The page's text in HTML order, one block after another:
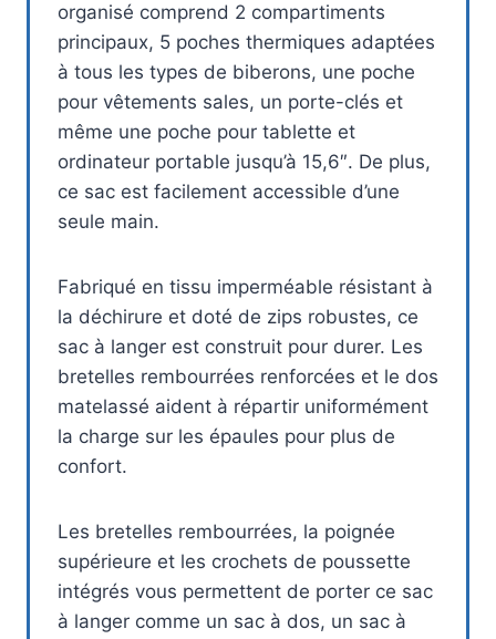
organisé comprend 2 compartiments
principaux, 5 poches thermiques adaptées
à tous les types de biberons, une poche
pour vêtements sales, un porte-clés et
même une poche pour tablette et
ordinateur portable jusqu’à 15,6″. De plus,
ce sac est facilement accessible d’une
seule main.
Fabriqué en tissu imperméable résistant à
la déchirure et doté de zips robustes, ce
sac à langer est construit pour durer. Les
bretelles rembourrées renforcées et le dos
matelassé aident à répartir uniformément
la charge sur les épaules pour plus de
confort.
Les bretelles rembourrées, la poignée
supérieure et les crochets de poussette
intégrés vous permettent de porter ce sac
à langer comme un sac à dos, un sac à